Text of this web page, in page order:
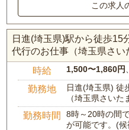
この求人
日進(埼玉県)駅から徒歩15
代行のお仕事（埼玉県さい
時給 1,500〜1,860円
勤務地
日進(埼玉県) 徒
（埼玉県さいた
勤務時間
8時～20時の間
が可能です。(